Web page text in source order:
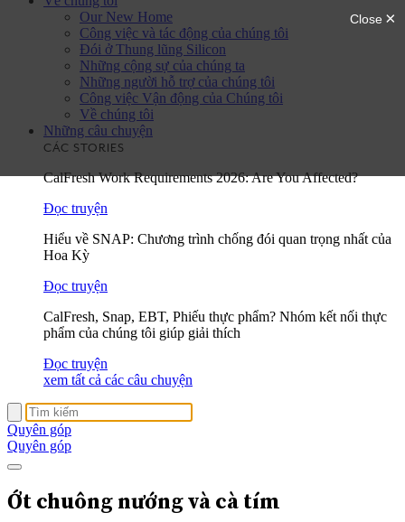
Our New Home
Công việc và tác động của chúng tôi
Đói ở Thung lũng Silicon
Những cộng sự của chúng ta
Những người hỗ trợ của chúng tôi
Công việc Vận động của Chúng tôi
Về chúng tôi
Những câu chuyện
CÁC STORIES
CalFresh Work Requirements 2026: Are You Affected?
Đọc truyện
Hiểu về SNAP: Chương trình chống đói quan trọng nhất của
Hoa Kỳ
Đọc truyện
CalFresh, Snap, EBT, Phiếu thực phẩm? Nhóm kết nối thực
phẩm của chúng tôi giúp giải thích
Đọc truyện
xem tất cả các câu chuyện
Quyên góp
Quyên góp
Ớt chuông nướng và cà tím